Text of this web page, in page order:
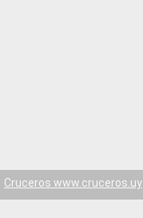
Cruceros www.cruceros.uy